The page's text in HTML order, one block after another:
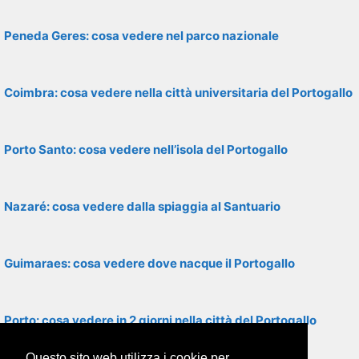
Peneda Geres: cosa vedere nel parco nazionale
Coimbra: cosa vedere nella città universitaria del Portogallo
Porto Santo: cosa vedere nell’isola del Portogallo
Nazaré: cosa vedere dalla spiaggia al Santuario
Guimaraes: cosa vedere dove nacque il Portogallo
Porto: cosa vedere in 2 giorni nella città del Portogallo